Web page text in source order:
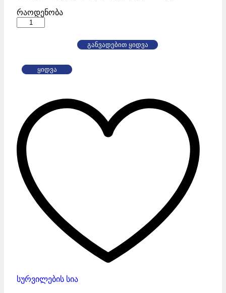
რაოდენობა
სკამით
classic
Amb
Hole
განვადებით ყიდვა
ყიდვა
სურვილების სია